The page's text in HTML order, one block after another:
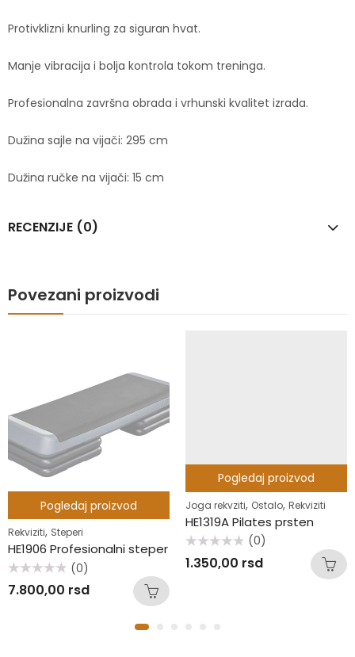
Protivklizni knurling za siguran hvat.
Manje vibracija i bolja kontrola tokom treninga.
Profesionalna završna obrada i vrhunski kvalitet izrada.
Dužina sajle na vijači: 295 cm
Dužina ručke na vijači: 15 cm
RECENZIJE (0)
Povezani proizvodi
Pogledaj proizvod
Rekviziti, Steperi
HE1906 Profesionalni steper
sa
(0)
7.800,00 rsd
Pogledaj proizvod
Joga rekvziti, Ostalo, Rekviziti
HE1319A Pilates prsten
sa
(0)
1.350,00 rsd